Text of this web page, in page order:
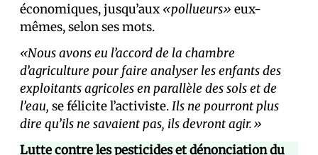
économiques, jusqu’aux «pollueurs» eux-
mêmes, selon ses mots.
«Nous avons eu l’accord de la chambre
d’agriculture pour faire analyser les enfants des
exploitants agricoles en parallèle des sols et de
l’eau, se félicite l’activiste.Ils ne pourront plus
dire qu’ils ne savaient pas, ils devront agir.»
Lutte contre les pesticides et dénonciation du